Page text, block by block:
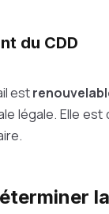
du CDD
est
légale. Elle